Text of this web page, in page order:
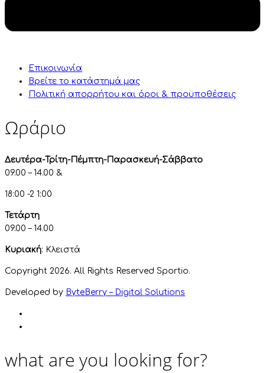
Επικοινωνία
Βρείτε το κατάστημά μας
Πολιτική απορρήτου και όροι & προϋποθέσεις
Ωράριο
Δευτέρα-Τρίτη-Πέμπτη-Παρασκευή-Σάββατο
09.00 – 14.00 &
18:00 -2 1:00
Τετάρτη
09.00 – 14.00
Κυριακή: Κλειστά
Copyright 2026. All Rights Reserved Sportio.
Developed by ByteBerry – Digital Solutions
what are you looking for?